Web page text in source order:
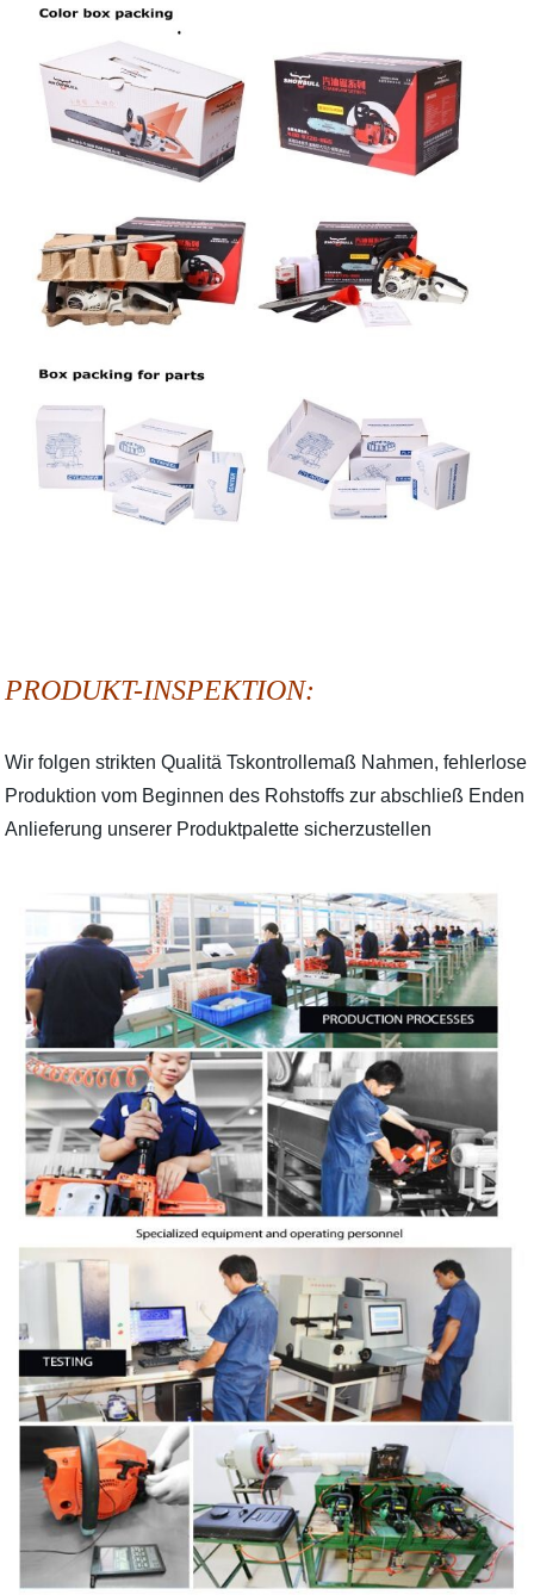
PRODUKT-INSPEKTION:
Wir folgen strikten Qualitä Tskontrollemaß Nahmen, fehlerlose
Produktion vom Beginnen des Rohstoffs zur abschließ Enden
Anlieferung unserer Produktpalette sicherzustellen